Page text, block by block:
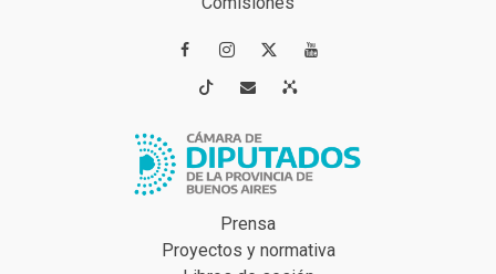
 
 
Prensa
Proyectos y normativa